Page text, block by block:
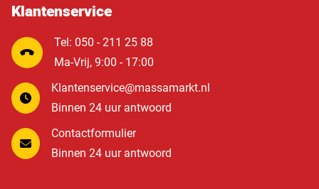
Klantenservice
Tel: 050 - 211 25 88
Ma-Vrij, 9:00 - 17:00
Klantenservice@massamarkt.nl
Binnen 24 uur antwoord
Contactformulier
Binnen 24 uur antwoord